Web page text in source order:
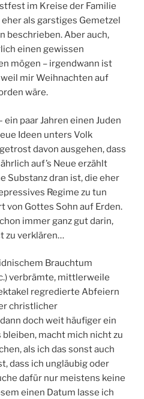
im Kreise der Familie
als garstiges Gemetzel
beschrieben. Aber auch,
einen gewissen
mögen – irgendwann ist
mir Weihnachten auf
wäre.
paar Jahren einen Juden
Ideen unters Volk
davon ausgehen, dass
auf’s Neue erzählt
Substanz dran ist, die eher
Regime zu tun
von Gottes Sohn auf Erden.
immer ganz gut darin,
zu verklären…
Brauchtum
verbrämte, mittlerweile
regredierte Abfeiern
christlicher
doch weit häufiger ein
macht mich nicht zu
als ich das sonst auch
dass ich ungläubig oder
dafür nur meistens keine
einen Datum lasse ich